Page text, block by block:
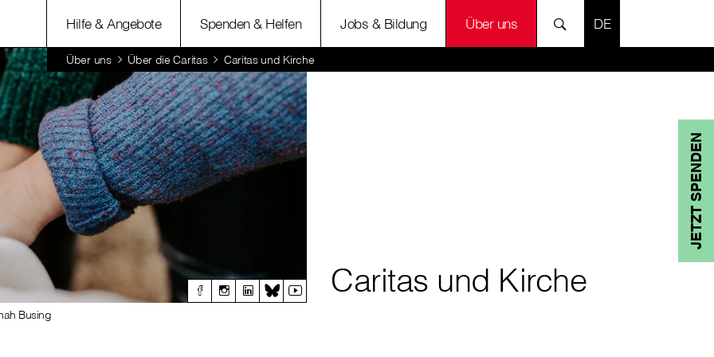
Hilfe & Angebote Spenden & Helfen Jobs & Bildung Über uns SPRACHE
Über uns Über die Caritas Caritas und Kirche
JETZT SPENDEN
Caritas und Kirche
Busing